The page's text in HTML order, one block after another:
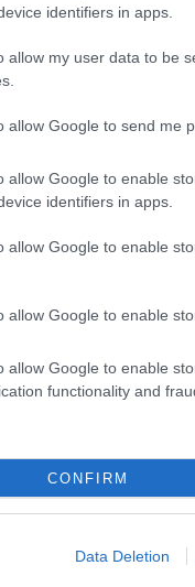
identifiers in apps.
allow my user data to be
allow Google to send me
allow Google to enable
identifiers in apps.
allow Google to enable
allow Google to enable
allow Google to enable
functionality and
CONFIRM
Data Deletion
Είναι
Μετά τη